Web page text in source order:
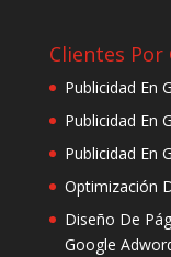
Clientes Por
Publicidad En
Publicidad En
Publicidad En
Optimización
Diseño De
Google